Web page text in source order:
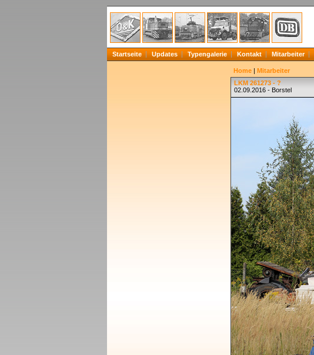
Startseite Updates Typengalerie Kontakt Mitarbeiter
Home | Mitarbeiter
LKM 261273 - ?
02.09.2016 - Borstel